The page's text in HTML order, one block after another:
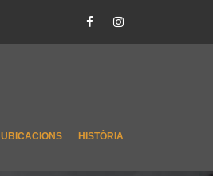
UBICACIONS HISTÒRIA